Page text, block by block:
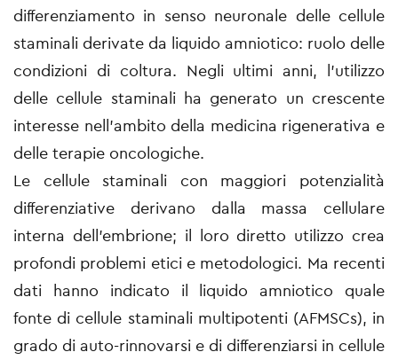
differenziamento in senso neuronale delle cellule
staminali derivate da liquido amniotico: ruolo delle
condizioni di coltura. Negli ultimi anni, l’utilizzo
delle cellule staminali ha generato un crescente
interesse nell’ambito della medicina rigenerativa e
delle terapie oncologiche.
Le cellule staminali con maggiori potenzialità
differenziative derivano dalla massa cellulare
interna dell’embrione; il loro diretto utilizzo crea
profondi problemi etici e metodologici. Ma recenti
dati hanno indicato il liquido amniotico quale
fonte di cellule staminali multipotenti (AFMSCs), in
grado di auto-rinnovarsi e di differenziarsi in cellule